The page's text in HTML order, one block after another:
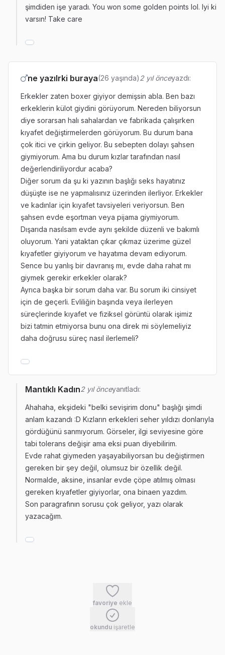
şimdiden işe yaradı. You won some golden points lol. Iyi ki
varsın! Take care
ne yazılrki buraya(26 yaşında)2 yıl önceyazdı:
Erkekler zaten boxer giyiyor demişsin abla. Ben bazı
erkeklerin külot giydini görüyorum. Nereden biliyorsun
diye sorarsan halı sahalardan ve fabrikada çalışırken
kıyafet değiştirmelerden görüyorum. Bu durum bana
çok itici ve çirkin geliyor. Bu sebepten dolayı şahsen
giymiyorum. Ama bu durum kızlar tarafından nasıl
değerlendiriliyordur acaba?
Diğer sorum da şu ki yazının başlığı seks hayatınız
düşüşte ise ne yapmalısınız üzerinden ilerliyor. Erkekler
ve kadınlar için kıyafet tavsiyeleri veriyorsun. Ben
şahsen evde eşortman veya pijama giymiyorum.
Dışarıda nasılsam evde aynı şekilde düzenli ve bakımlı
oluyorum. Yani yataktan çıkar çıkmaz üzerime güzel
kıyafetler giyiyorum ve hayatıma devam ediyorum.
Sence bu yanlış bir davranış mı, evde daha rahat mı
giymek gerekir erkekler olarak?
Ayrıca başka bir sorum daha var. Bu sorum iki cinsiyet
için de geçerli. Evliliğin başında veya ilerleyen
süreçlerinde kıyafet ve fiziksel görüntü olarak işimiz
bizi tatmin etmiyorsa bunu ona direk mi söylemeliyiz
daha doğrusu süreç nasıl ilerlemeli?
Mantıklı Kadın2 yıl önceyanıtladı:
Ahahaha, ekşideki "belki sevişirim donu" başlığı şimdi
anlam kazandı :D Kızların erkekleri seher yıldızı donlarıyla
gördüğünü sanmıyorum. Görseler, ilgi seviyesine göre
tabi tolerans değişir ama eksi puan diyebilirim.
Evde rahat giymeden yaşayabiliyorsan bu değiştirmen
gereken bir şey değil, olumsuz bir özellik değil.
Normalde, aksine, insanlar evde çöpe atılmış olması
gereken kıyafetler giyiyorlar, ona binaen yazdım.
Son paragrafının sorusu çok geliyor, yazı olarak
yazacağım.
favoriye ekle
okundu işaretle